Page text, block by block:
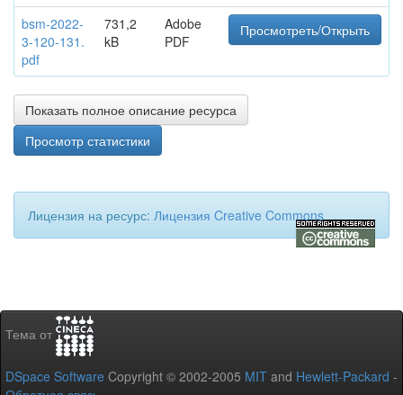
bsm-2022-
3-120-131.
pdf
731,2
kB
Adobe
PDF
Просмотреть/Открыть
Показать полное описание ресурса
Просмотр статистики
Лицензия на ресурс: Лицензия Creative Commons
Тема от
DSpace Software Copyright © 2002-2005 MIT and Hewlett-Packard -